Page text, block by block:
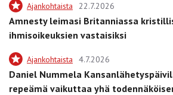
Ajankohtaista 22.7.2026
Amnesty leimasi Britanniassa
ihmisoikeuksien vastaisiksi
Ajankohtaista 4.7.2026
Daniel Nummela
repeämä vaikuttaa yhä